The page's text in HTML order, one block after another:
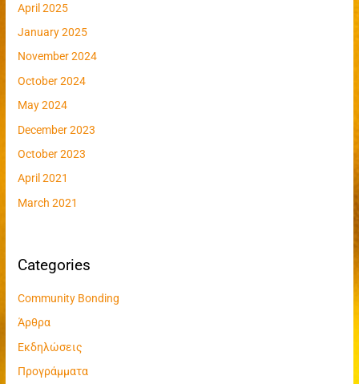
h
f
o
r
:
April 2025
January 2025
November 2024
October 2024
May 2024
December 2023
October 2023
April 2021
March 2021
Categories
Community Bonding
Άρθρα
Εκδηλώσεις
Προγράμματα